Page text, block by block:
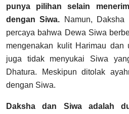
punya pilihan selain
dengan Siwa.
Namun,
percaya bahwa Dewa Siwa
mengenakan kulit Harimau dan
juga tidak menyukai Siwa
Dhatura. Meskipun ditolak
dengan Siwa.
Daksha dan Siwa adalah